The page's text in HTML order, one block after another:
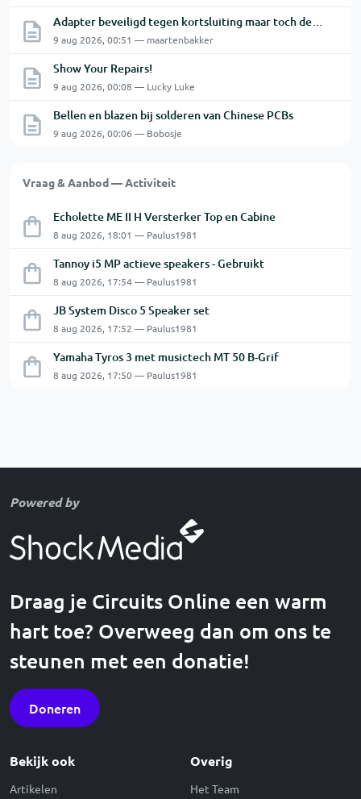
Adapter beveiligd tegen kortsluiting maar toch defect?
9 aug 2026, 00:51 — maartenbakker
Show Your Repairs!
9 aug 2026, 00:08 — Lucky Luke
Bellen en blazen bij solderen van Chinese PCBs
9 aug 2026, 00:06 — Bobosje
Vraag & Aanbod — Activiteit
Echolette ME II H Versterker Top en Cabine
8 aug 2026, 18:01 — Paulus1981
Tannoy i5 MP actieve speakers - Gebruikt
8 aug 2026, 17:54 — Paulus1981
JB System Disco 5 Speaker set
8 aug 2026, 17:52 — Paulus1981
Yamaha Tyros 3 met musictech MT 50 B-Grif
8 aug 2026, 17:50 — Paulus1981
Powered by
Draag je Circuits Online een warm
hart toe? Overweeg dan om ons te
steunen met een donatie!
Doneren
Bekijk ook
Artikelen
Overig
Het Team